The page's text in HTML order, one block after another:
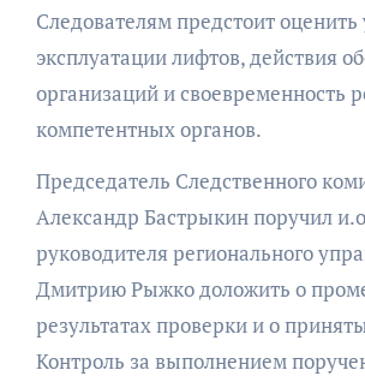
Следователям предстоит оценить
эксплуатации лифтов, действия
организаций и своевременность
компетентных органов.
Председатель Следственного
Александр Бастрыкин поручил
руководителя регионального
Дмитрию Рыжко доложить о
результатах проверки и о
Контроль за выполнением